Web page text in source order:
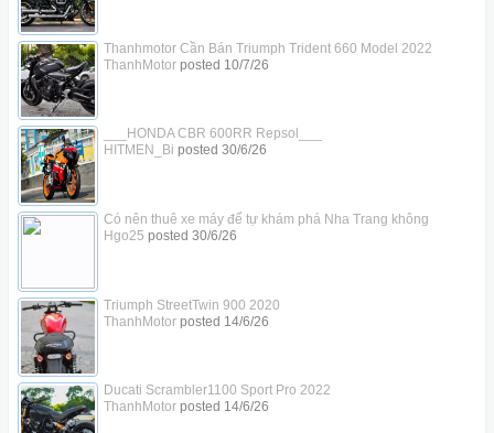
Thanhmotor Cần Bán Triumph Trident 660 Model 2022
ThanhMotorposted 10/7/26
___HONDA CBR 600RR Repsol___
HITMEN_Bi posted 30/6/26
Có nên thuê xe máy để tự khám phá Nha Trang không
Hgo25 posted 30/6/26
Triumph StreetTwin 900 2020
ThanhMotorposted 14/6/26
Ducati Scrambler1100 Sport Pro 2022
ThanhMotorposted 14/6/26